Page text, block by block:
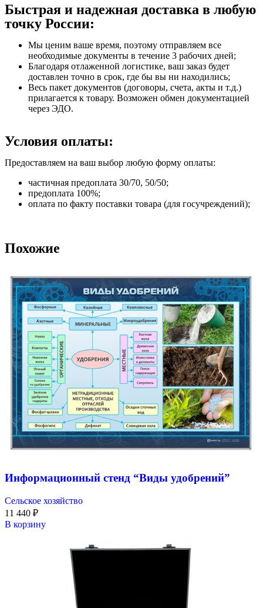
Быстрая и надежная доставка в любую
точку России:
Мы ценим ваше время, поэтому отправляем все
необходимые документы в течение 3 рабочих дней;
Благодаря отлаженной логистике, ваш заказ будет
доставлен точно в срок, где бы вы ни находились;
Весь пакет документов (договоры, счета, акты и т.д.)
прилагается к товару. Возможен обмен документацией
через ЭДО.
Условия оплаты:
Предоставляем на ваш выбор любую форму оплаты:
частичная предоплата 30/70, 50/50;
предоплата 100%;
оплата по факту поставки товара (для госучреждений);
Похожие
Информационный стенд “Виды удобрений”
Сельское хозяйство
11 440 ₽
В корзину